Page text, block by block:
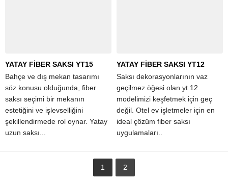
YATAY FİBER SAKSI YT15
Bahçe ve dış mekan tasarımı
söz konusu olduğunda, fiber
saksı seçimi bir mekanın
estetiğini ve işlevselliğini
şekillendirmede rol oynar. Yatay
uzun saksı...
YATAY FİBER SAKSI YT12
Saksı dekorasyonlarının vaz
geçilmez öğesi olan yt 12
modelimizi keşfetmek için geç
değil. Otel ev işletmeler için en
ideal çözüm fiber saksı
uygulamaları..
1 2